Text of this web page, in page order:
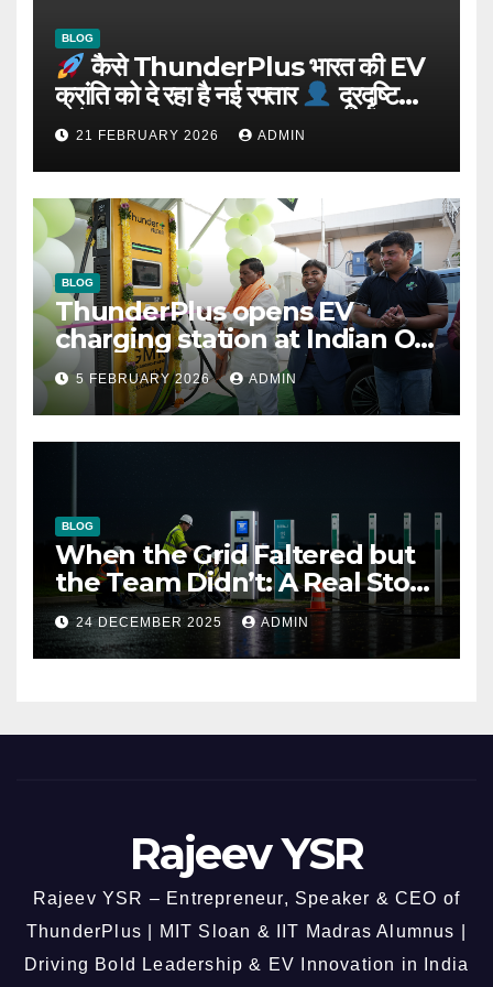
BLOG
कैसे ThunderPlus भारत की EV
क्रांति को दे रहा है नई रफ्तार
दूरदृष्टि
वाले संस्थापक: Rajeev YSR
21 FEBRUARY 2026 ADMIN
BLOG
ThunderPlus opens EV
charging station at Indian Oil
outlet
5 FEBRUARY 2026 ADMIN
BLOG
When the Grid Faltered but
the Team Didn’t: A Real Story
of Resilience at ThunderPlus
24 DECEMBER 2025 ADMIN
Rajeev YSR
Rajeev YSR – Entrepreneur, Speaker & CEO of
ThunderPlus | MIT Sloan & IIT Madras Alumnus |
Driving Bold Leadership & EV Innovation in India